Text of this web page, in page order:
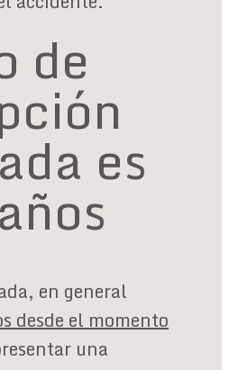
de
es
en general
desde el momento
una